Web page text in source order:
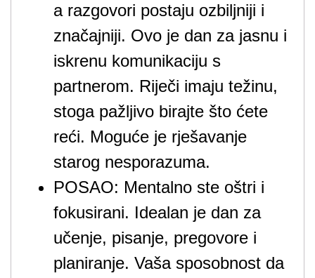
a razgovori postaju ozbiljniji i
značajniji. Ovo je dan za jasnu i
iskrenu komunikaciju s
partnerom. Riječi imaju težinu,
stoga pažljivo birajte što ćete
reći. Moguće je rješavanje
starog nesporazuma.
POSAO: Mentalno ste oštri i
fokusirani. Idealan je dan za
učenje, pisanje, pregovore i
planiranje. Vaša sposobnost da